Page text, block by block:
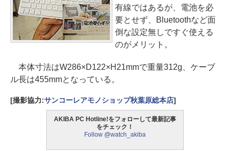
有線ではあるが、電池を必
要とせず、Bluetoothなど面
倒な設定無しですぐ使える
のがメリット。
本体寸法はW286×D122×H21mmで重量312g、ケーブ
ル長は455mmとなっている。
[撮影協力:サンコーレアモノショップ秋葉原総本店]
AKIBA PC Hotline!をフォローして最新記事
をチェック！
Follow @watch_akiba